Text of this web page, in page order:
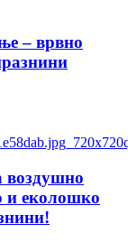
– врвно
воздушно
и еколошко